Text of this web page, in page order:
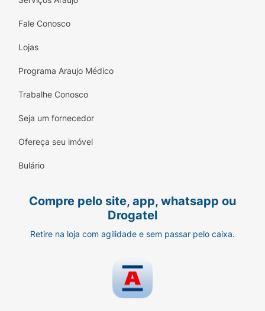
zeolita, farinha de trigo, leite em pó integral.
Modo de Conservação:
local seco e fresco. Depois de aberto, manter
congelar.
Fale Conosco
Lojas
Programa Araujo Médico
Trabalhe Conosco
Seja um fornecedor
Ofereça seu imóvel
Bulário
Compre pelo site, app, whatsapp ou
Drogatel
Retire na loja com agilidade e sem passar pelo caixa.